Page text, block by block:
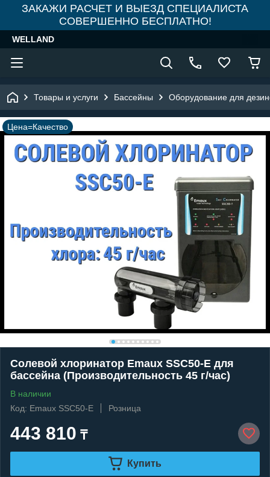
ЗАКАЖИ РАСЧЕТ И ВЫЕЗД СПЕЦИАЛИСТА
СОВЕРШЕННО БЕСПЛАТНО!
WELLAND
Товары и услуги Бассейны Оборудование для
Цена=Качество
Солевой хлоринатор Emaux SSC50-E для
бассейна (Производительность 45 г/час)
В наличии
Код: Emaux SSC50-E
Розница
443 810 ₸
Купить